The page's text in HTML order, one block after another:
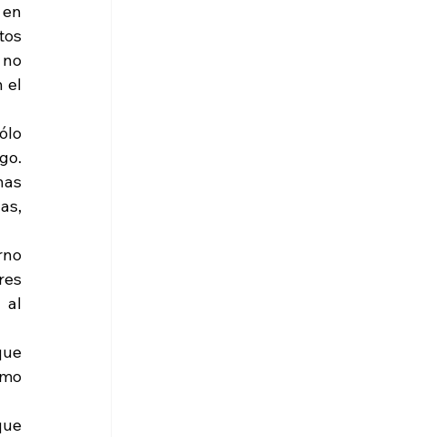
el
al